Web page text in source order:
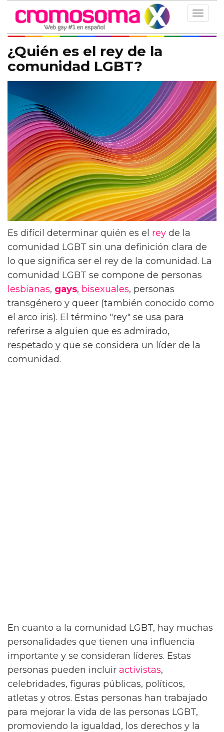
Toggle
¿Quién es el rey de la
comunidad LGBT?
Es difícil determinar quién es el rey de la
comunidad LGBT sin una definición clara de
lo que significa ser el rey de la comunidad. La
comunidad LGBT se compone de personas
lesbianas, gays, bisexuales, personas
transgénero y queer (también conocido como
el arco iris). El término "rey" se usa para
referirse a alguien que es admirado,
respetado y que se considera un líder de la
comunidad.
En cuanto a la comunidad LGBT, hay muchas
personalidades que tienen una influencia
importante y se consideran líderes. Estas
personas pueden incluir activistas,
celebridades, figuras públicas, políticos,
atletas y otros. Estas personas han trabajado
para mejorar la vida de las personas LGBT,
promoviendo la igualdad, los derechos y la